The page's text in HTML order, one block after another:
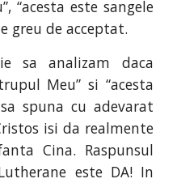
“acesta este sangele
greu de acceptat.
sa analizam daca
Meu” si “acesta
spuna cu adevarat
isi da realmente
Cina. Raspunsul
este DA! In